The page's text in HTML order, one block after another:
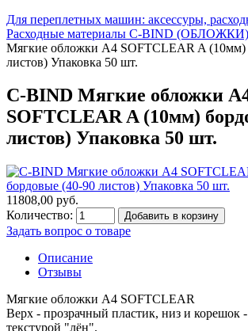
Для переплетных машин: аксессуры,
Расходные материалы C-BIND (ОБЛОЖКИ)
Мягкие обложки А4 SOFTCLEAR A (10мм)
листов) Упаковка 50 шт.
C-BIND Мягкие обложки
SOFTCLEAR A (10мм)
листов) Упаковка 50 шт.
11808,00 руб.
Количество:
Добавить в корзину
Задать вопрос о товаре
Описание
Отзывы
Мягкие обложки А4 SOFTCLEAR
Верх - прозрачный пластик, низ и корешок
текстурой "лён".